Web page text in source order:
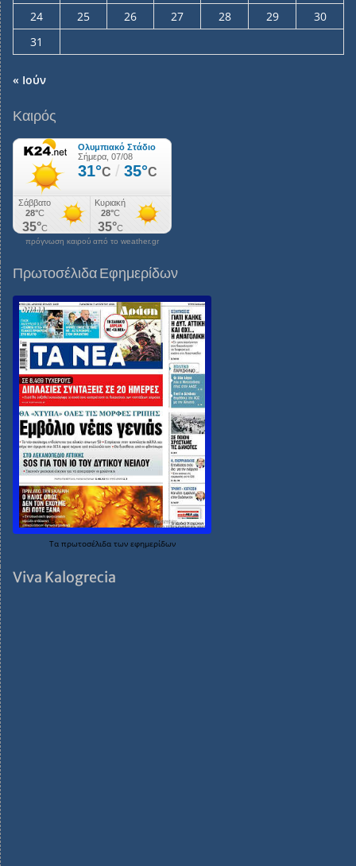
24
25 26 27 28 29
30
31
« Ιούν
Καιρός
πρόγνωση καιρού από το weather.gr
Πρωτοσέλιδα Εφημερίδων
Τα πρωτοσέλιδα των εφημερίδων
Viva Kalogrecia